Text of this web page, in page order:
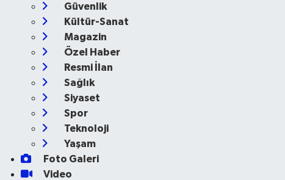
Güvenlik
Kültür-Sanat
Magazin
Özel Haber
Resmi İlan
Sağlık
Siyaset
Spor
Teknoloji
Yaşam
Foto Galeri
Video